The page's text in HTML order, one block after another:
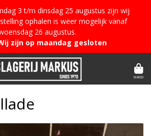
3 t/m dinsdag 25 augustus zijn wij
ophalen is weer mogelijk vanaf
26 augustus.
zijn op maandag gesloten
MAND